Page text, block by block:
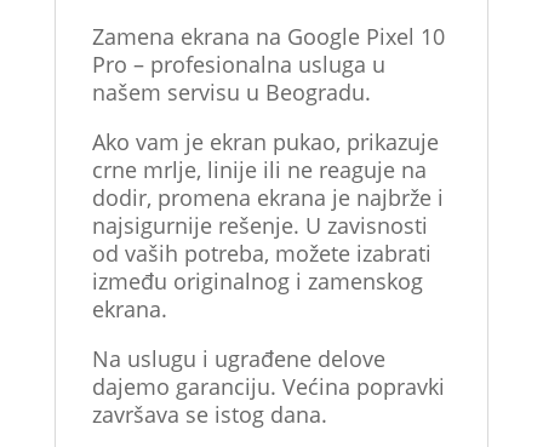
Zamena ekrana na Google Pixel 10
Pro – profesionalna usluga u
našem servisu u Beogradu.
Ako vam je ekran pukao, prikazuje
crne mrlje, linije ili ne reaguje na
dodir, promena ekrana je najbrže i
najsigurnije rešenje. U zavisnosti
od vaših potreba, možete izabrati
između originalnog i zamenskog
ekrana.
Na uslugu i ugrađene delove
dajemo garanciju. Većina popravki
završava se istog dana.